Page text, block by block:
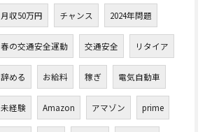
月収50万円 チャンス 2024年問題
春の交通安全運動 交通安全 リタイア
辞める お給料 稼ぎ 電気自動車
未経験 Amazon アマゾン prime